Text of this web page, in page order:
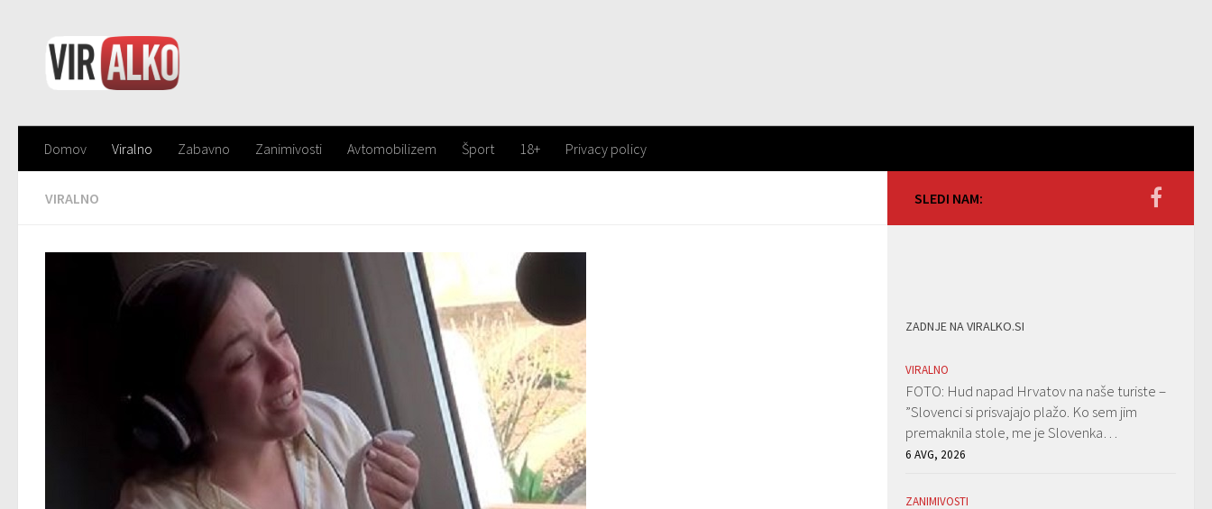
Domov Viralno Zabavno Zanimivosti Avtomobilizem Šport 18+ Privacy policy
VIRALNO SLEDI NAM:
ZADNJE NA VIRALKO.SI
VIRALNO
FOTO: Hud napad Hrvatov na naše turiste –
”Slovenci si prisvajajo plažo. Ko sem jim
premaknila stole, me je Slovenka…
6 AVG, 2026
ZANIMIVOSTI